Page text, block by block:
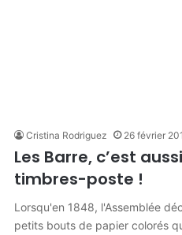
Cristina Rodriguez 26 février
Les Barre, c’est
timbres-poste !
Lorsqu'en 1848, l'Assemblée
petits bouts de papier colorés